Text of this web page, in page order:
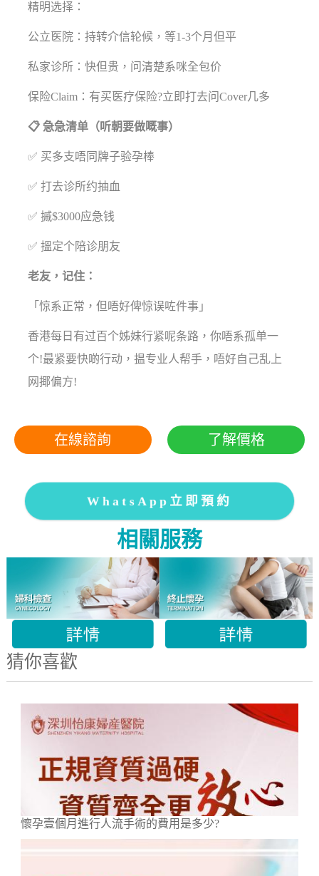
精明选择：
公立医院：持转介信轮候，等1-3个月但平
私家诊所：快但贵，问清楚系咪全包价
保险Claim：有买医疗保险?立即打去问Cover几多
📋 急急清单（听朝要做嘅事）
✅ 买多支唔同牌子验孕棒
✅ 打去诊所约抽血
✅ 摵$3000应急钱
✅ 搵定个陪诊朋友
老友，记住：
「惊系正常，但唔好俾惊误咗件事」
香港每日有过百个姊妹行紧呢条路，你唔系孤单一
个!最紧要快啲行动，揾专业人帮手，唔好自己乱上
网揶偏方!
在線諮詢 了解價格
WhatsApp立即預約
相關服務
猜你喜歡
懷孕壹個月進行人流手術的費用是多少?